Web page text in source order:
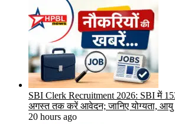
SBI Clerk Recruitment 2026: SBI में
अगस्त तक करें आवेदन; जानिए योग्यता, आयु
20 hours ago